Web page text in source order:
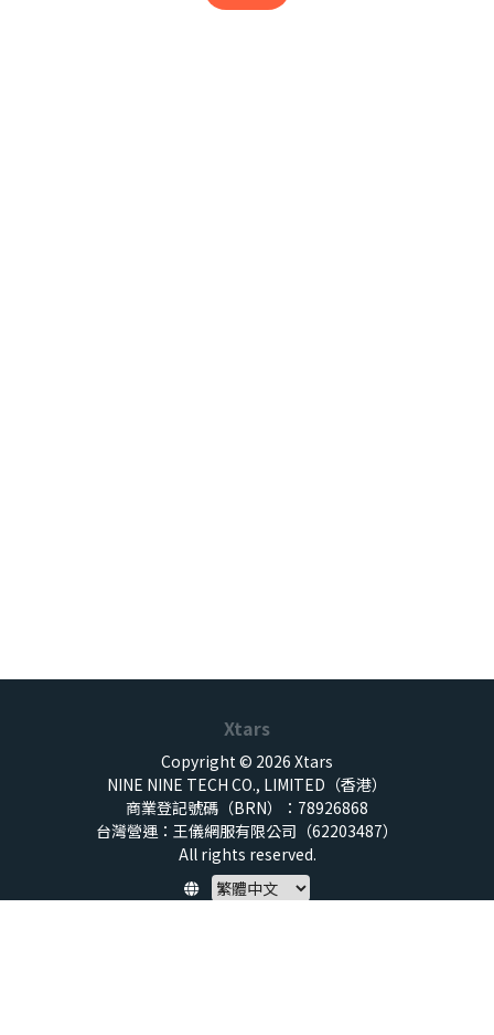
Xtars
Copyright © 2026 Xtars
NINE NINE TECH CO., LIMITED（香港）
商業登記號碼（BRN）：78926868
台灣營運：王儀網服有限公司（62203487）
All rights reserved.